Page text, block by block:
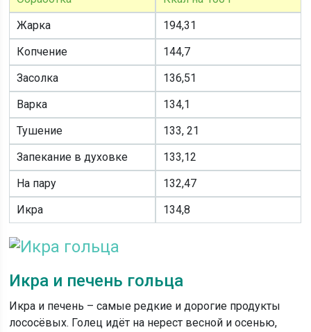
Жарка
194,31
Копчение
144,7
Засолка
136,51
Варка
134,1
Тушение
133, 21
Запекание в духовке
133,12
На пару
132,47
Икра
134,8
Икра и печень гольца
Икра и печень – самые редкие и дорогие продукты
лососёвых. Голец идёт на нерест весной и осенью,